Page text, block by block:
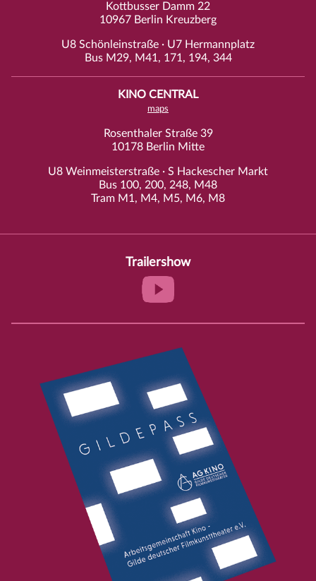
Kottbusser Damm 22
10967 Berlin Kreuzberg
U8 Schönleinstraße · U7 Hermannplatz
Bus M29, M41, 171, 194, 344
KINO CENTRAL
maps
Rosenthaler Straße 39
10178 Berlin Mitte
U8 Weinmeisterstraße · S Hackescher Markt
Bus 100, 200, 248, M48
Tram M1, M4, M5, M6, M8
Trailershow